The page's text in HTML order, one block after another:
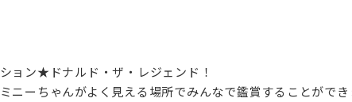
ョン★ドナルド・ザ・レジェンド！
ニーちゃんがよく見える場所でみんなで鑑賞することがで